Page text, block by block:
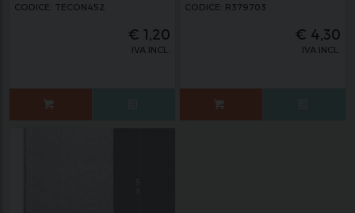
CODICE: TECON452
€ 1,20
IVA INCL.
CODICE: R379703
€ 4,30
IVA INCL.